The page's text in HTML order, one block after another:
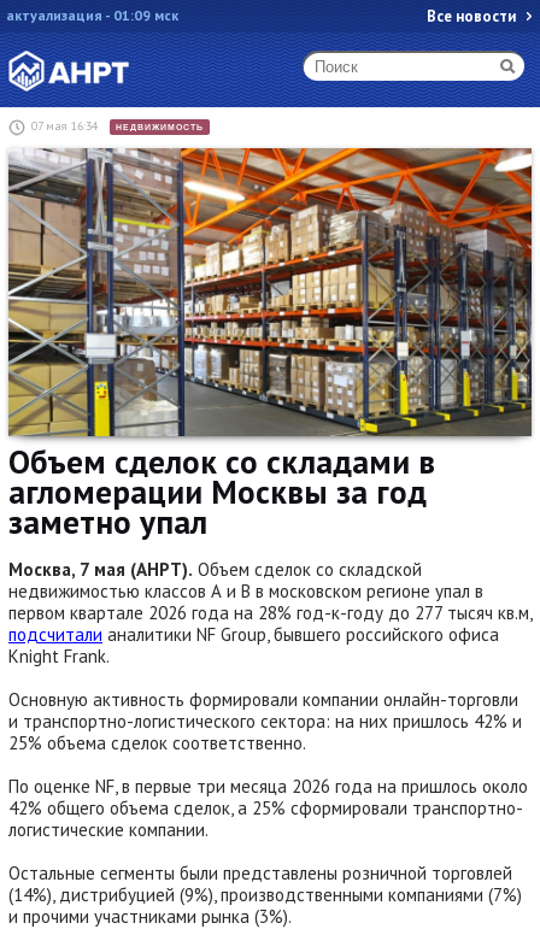
актуализация - 01:09 мск Все новости
07 мая 16:34 НЕДВИЖИМОСТЬ
Объем сделок со складами в
агломерации Москвы за год
заметно упал
Москва, 7 мая (АНРТ). Объем сделок со складской
недвижимостью классов А и В в московском регионе упал в
первом квартале 2026 года на 28% год-к-году до 277 тысяч кв.м,
подсчитали аналитики NF Group, бывшего российского офиса
Knight Frank.
Основную активность формировали компании онлайн-торговли
и транспортно-логистического сектора: на них пришлось 42% и
25% объема сделок соответственно.
По оценке NF, в первые три месяца 2026 года на пришлось около
42% общего объема сделок, а 25% сформировали транспортно-
логистические компании.
Остальные сегменты были представлены розничной торговлей
(14%), дистрибуцией (9%), производственными компаниями (7%)
и прочими участниками рынка (3%).